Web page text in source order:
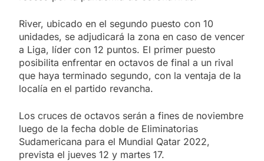
River, ubicado en el segundo puesto con 10
unidades, se adjudicará la zona en caso de vencer
a Liga, líder con 12 puntos. El primer puesto
posibilita enfrentar en octavos de final a un rival
que haya terminado segundo, con la ventaja de la
localía en el partido revancha.
Los cruces de octavos serán a fines de noviembre
luego de la fecha doble de Eliminatorias
Sudamericana para el Mundial Qatar 2022,
prevista el jueves 12 y martes 17.